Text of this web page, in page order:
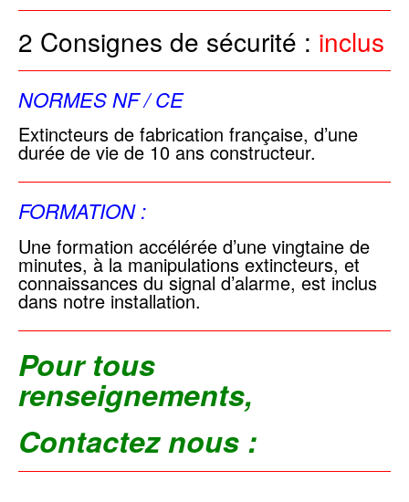
2 Consignes de sécurité : inclus
NORMES NF / CE
Extincteurs de fabrication française, d’une
durée de vie de 10 ans constructeur.
FORMATION :
Une formation accélérée d’une vingtaine de
minutes, à la manipulations extincteurs, et
connaissances du signal d’alarme, est inclus
dans notre installation.
Pour tous
renseignements,
Contactez nous :